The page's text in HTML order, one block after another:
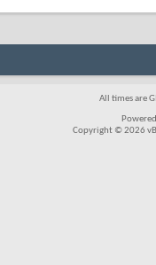
All times are
Copyright © 2026